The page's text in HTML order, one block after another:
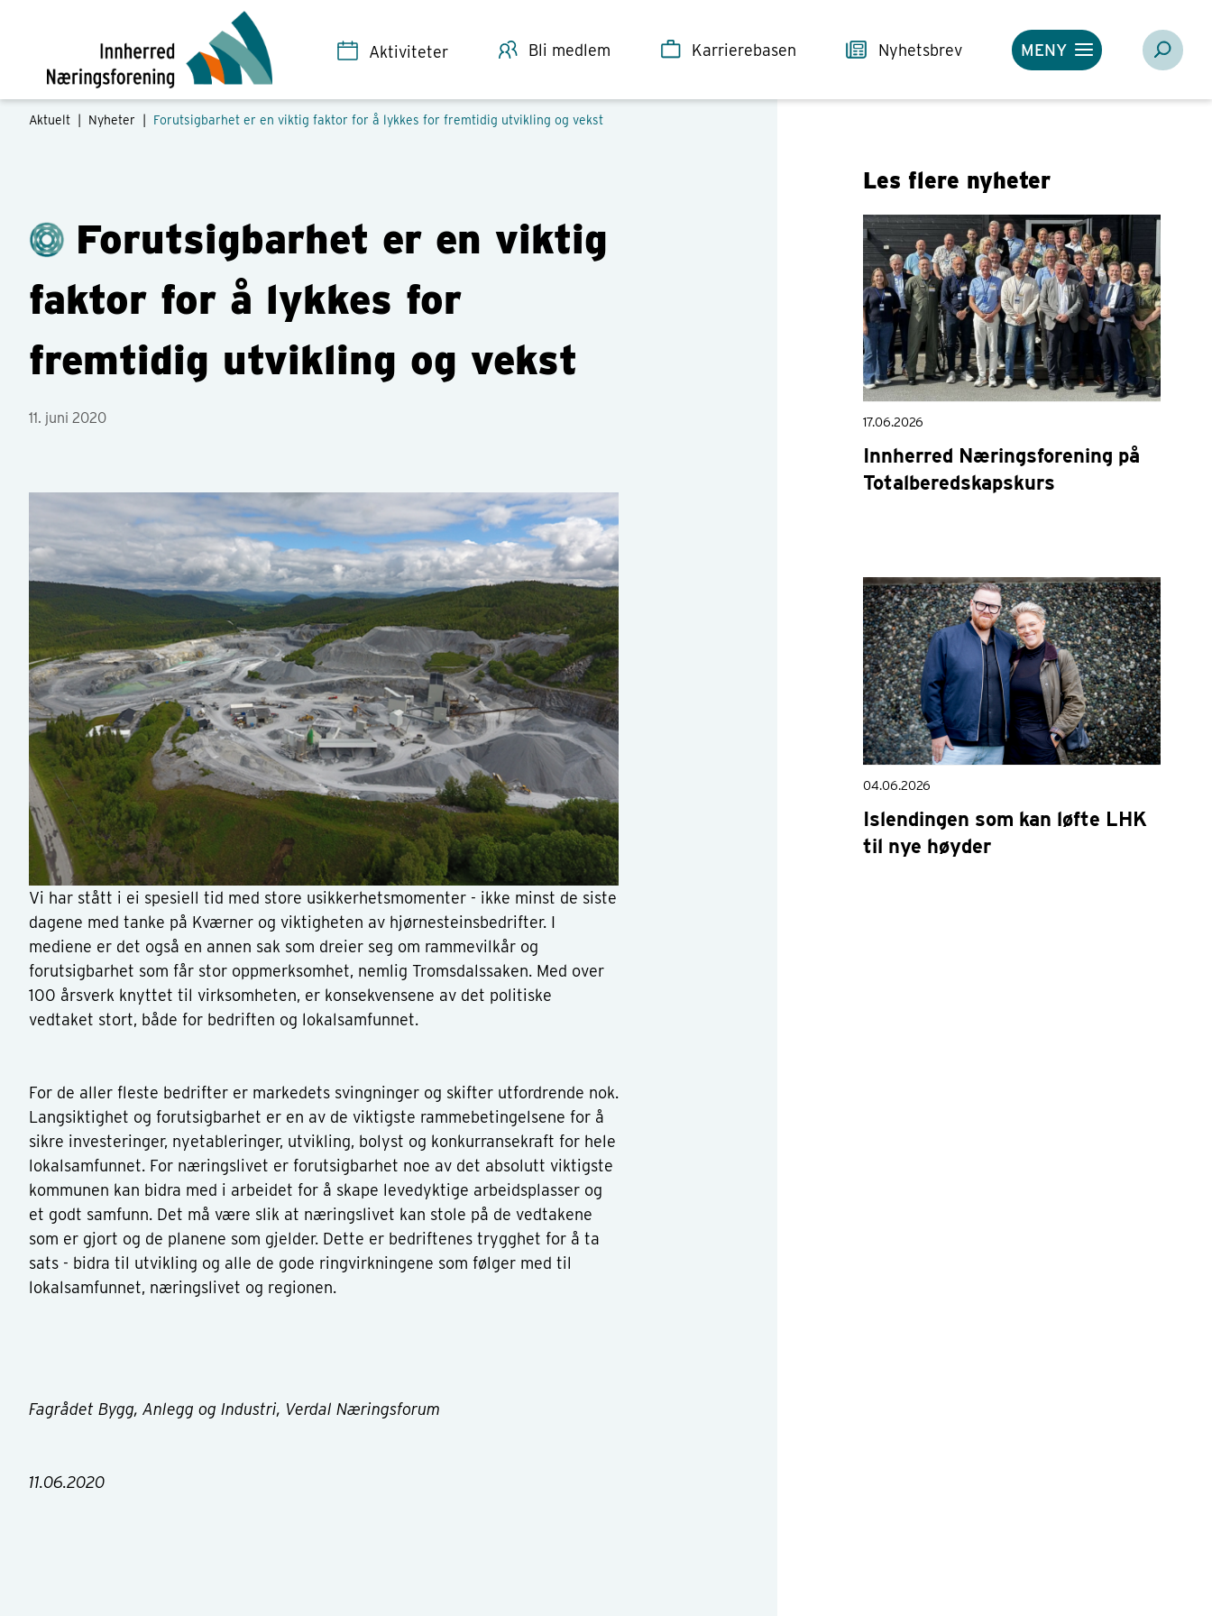
Aktiviteter Bli medlem Karrierebasen Nyhetsbrev MENY
Aktuelt | Nyheter Forutsigbarhet er en viktig faktor for å lykkes for fremtidig utvikling og vekst
Forutsigbarhet er en viktig
faktor for å lykkes for
fremtidig utvikling og vekst
11. juni 2020
Vi har stått i ei spesiell tid med store usikkerhetsmomenter - ikke minst de siste
dagene med tanke på Kværner og viktigheten av hjørnesteinsbedrifter. I
mediene er det også en annen sak som dreier seg om rammevilkår og
forutsigbarhet som får stor oppmerksomhet, nemlig Tromsdalssaken. Med over
100 årsverk knyttet til virksomheten, er konsekvensene av det politiske
vedtaket stort, både for bedriften og lokalsamfunnet.
For de aller fleste bedrifter er markedets svingninger og skifter utfordrende nok.
Langsiktighet og forutsigbarhet er en av de viktigste rammebetingelsene for å
sikre investeringer, nyetableringer, utvikling, bolyst og konkurransekraft for hele
lokalsamfunnet. For næringslivet er forutsigbarhet noe av det absolutt viktigste
kommunen kan bidra med i arbeidet for å skape levedyktige arbeidsplasser og
et godt samfunn. Det må være slik at næringslivet kan stole på de vedtakene
som er gjort og de planene som gjelder. Dette er bedriftenes trygghet for å ta
sats - bidra til utvikling og alle de gode ringvirkningene som følger med til
lokalsamfunnet, næringslivet og regionen.
Fagrådet Bygg, Anlegg og Industri, Verdal Næringsforum
11.06.2020
Les flere nyheter
17.06.2026
Innherred Næringsforening på
Totalberedskapskurs
04.06.2026
Islendingen som kan løfte LHK
til nye høyder